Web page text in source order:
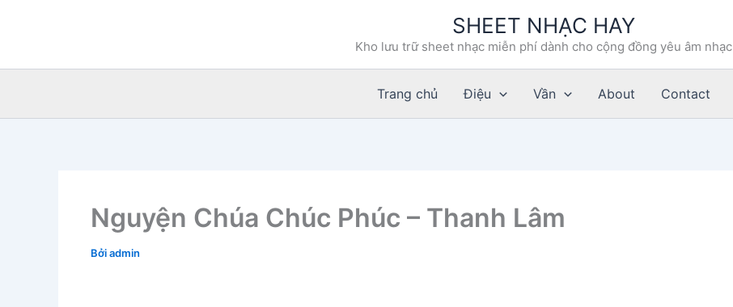
dung
SHEET NHẠC HAY
Kho lưu trữ sheet nhạc miễn phí dành cho cộng đồng yêu âm nhạc
Trang chủ Điệu Vần About Contact
Nguyện Chúa Chúc Phúc – Thanh Lâm
Bởiadmin